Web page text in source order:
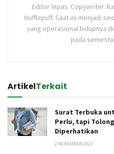
Editor lepas. Copywriter.
Hufflepuff. Saat ini menjadi
yang operasional hidupnya
pada
ArtikelTerkait
Surat Terbuka
Perlu, tapi
Diperhatikan
2 NOVEMBER 2023